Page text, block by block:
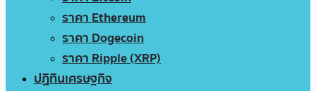
ราคา Ethereum
ราคา Dogecoin
ราคา Ripple (XRP)
ปฏิทินเศรษฐกิจ